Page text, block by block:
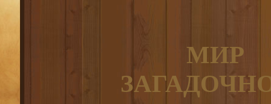
МИР